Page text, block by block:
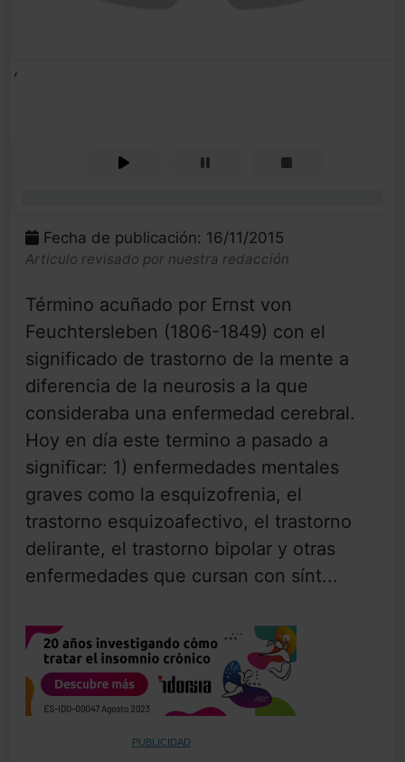
,
Fecha de publicación: 16/11/2015
Artículo revisado por nuestra redacción
Término acuñado por Ernst von
Feuchtersleben (1806-1849) con el
significado de trastorno de la mente a
diferencia de la neurosis a la que
consideraba una enfermedad cerebral.
Hoy en día este termino a pasado a
significar: 1) enfermedades mentales
graves como la esquizofrenia, el
trastorno esquizoafectivo, el trastorno
delirante, el trastorno bipolar y otras
enfermedades que cursan con sínt...
PUBLICIDAD